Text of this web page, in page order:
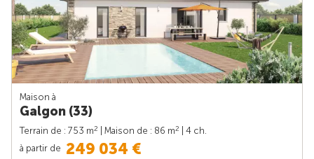
Maison à
Galgon (33)
Terrain de : 753 m2 | Maison de : 86 m2
| 4 ch.
à partir de 249 034 €